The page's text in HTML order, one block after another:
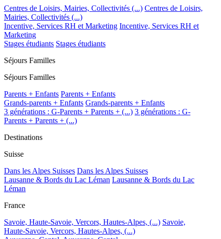
Centres de Loisirs, Mairies, Collectivités (...) Centres de Loisirs,
Mairies, Collectivités (...)
Incentive, Services RH et Marketing Incentive, Services RH et
Marketing
Stages étudiants Stages étudiants
Séjours Familles
Séjours Familles
Parents + Enfants Parents + Enfants
Grands-parents + Enfants Grands-parents + Enfants
3 générations : G-Parents + Parents + (...) 3 générations : G-
Parents + Parents + (...)
Destinations
Suisse
Dans les Alpes Suisses Dans les Alpes Suisses
Lausanne & Bords du Lac Léman Lausanne & Bords du Lac
Léman
France
Savoie, Haute-Savoie, Vercors, Hautes-Alpes, (...) Savoie,
Haute-Savoie, Vercors, Hautes-Alpes, (...)